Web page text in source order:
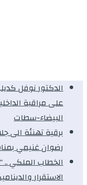
على مراقبة
البيضاء-سطات
برقية تهنئة الى
رضوان غنيمي
الخطاب الملكي ..
الاستقرار